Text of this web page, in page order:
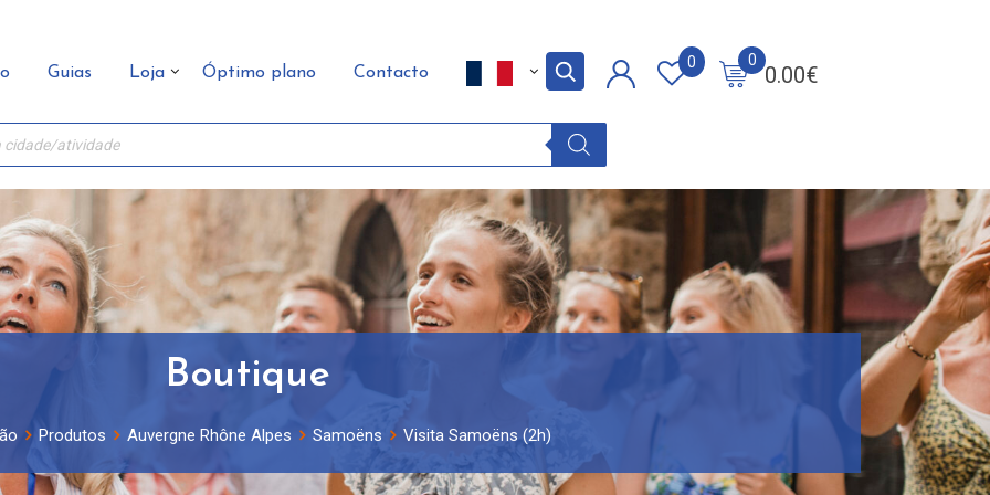
Guias Loja Óptimo plano Contacto 0.00€
0
0
Boutique
Produtos Auvergne Rhône Alpes Samoëns Visita Samoëns (2h)